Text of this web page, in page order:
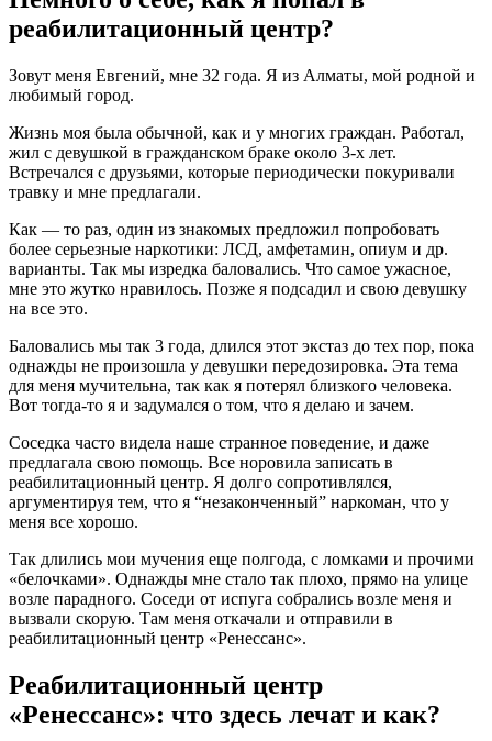
реабилитационный центр?
Зовут меня Евгений, мне 32 года. Я из Алматы, мой родной и
любимый город.
Жизнь моя была обычной, как и у многих граждан. Работал,
жил с девушкой в гражданском браке около 3-х лет.
Встречался с друзьями, которые периодически покуривали
травку и мне предлагали.
Как — то раз, один из знакомых предложил попробовать
более серьезные наркотики: ЛСД, амфетамин, опиум и др.
варианты. Так мы изредка баловались. Что самое ужасное,
мне это жутко нравилось. Позже я подсадил и свою девушку
на все это.
Баловались мы так 3 года, длился этот экстаз до тех пор, пока
однажды не произошла у девушки передозировка. Эта тема
для меня мучительна, так как я потерял близкого человека.
Вот тогда-то я и задумался о том, что я делаю и зачем.
Соседка часто видела наше странное поведение, и даже
предлагала свою помощь. Все норовила записать в
реабилитационный центр. Я долго сопротивлялся,
аргументируя тем, что я “незаконченный” наркоман, что у
меня все хорошо.
Так длились мои мучения еще полгода, с ломками и прочими
«белочками». Однажды мне стало так плохо, прямо на улице
возле парадного. Соседи от испуга собрались возле меня и
вызвали скорую. Там меня откачали и отправили в
реабилитационный центр «Ренессанс».
Реабилитационный центр
«Ренессанс»: что здесь лечат и как?